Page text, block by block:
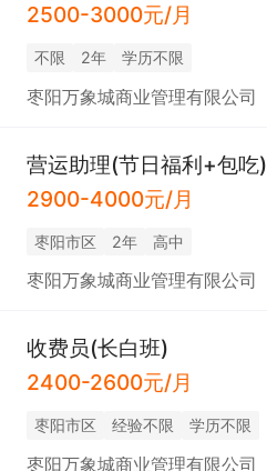
2500-3000元/月
不限 2年 学历不限
枣阳万象城商业管理有限公司
营运助理(节日福利+包吃)
2900-4000元/月
枣阳市区 2年 高中
枣阳万象城商业管理有限公司
收费员(长白班)
2400-2600元/月
枣阳市区 经验不限 学历不限
枣阳万象城商业管理有限公司